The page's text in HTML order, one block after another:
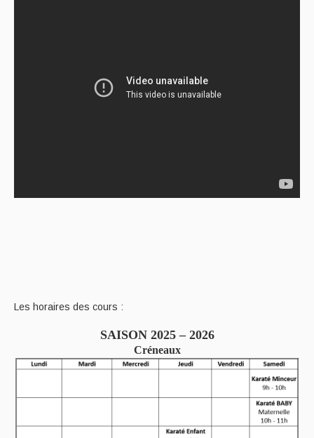
Les horaires des cours :
SAISON 2025 – 2026
Créneaux